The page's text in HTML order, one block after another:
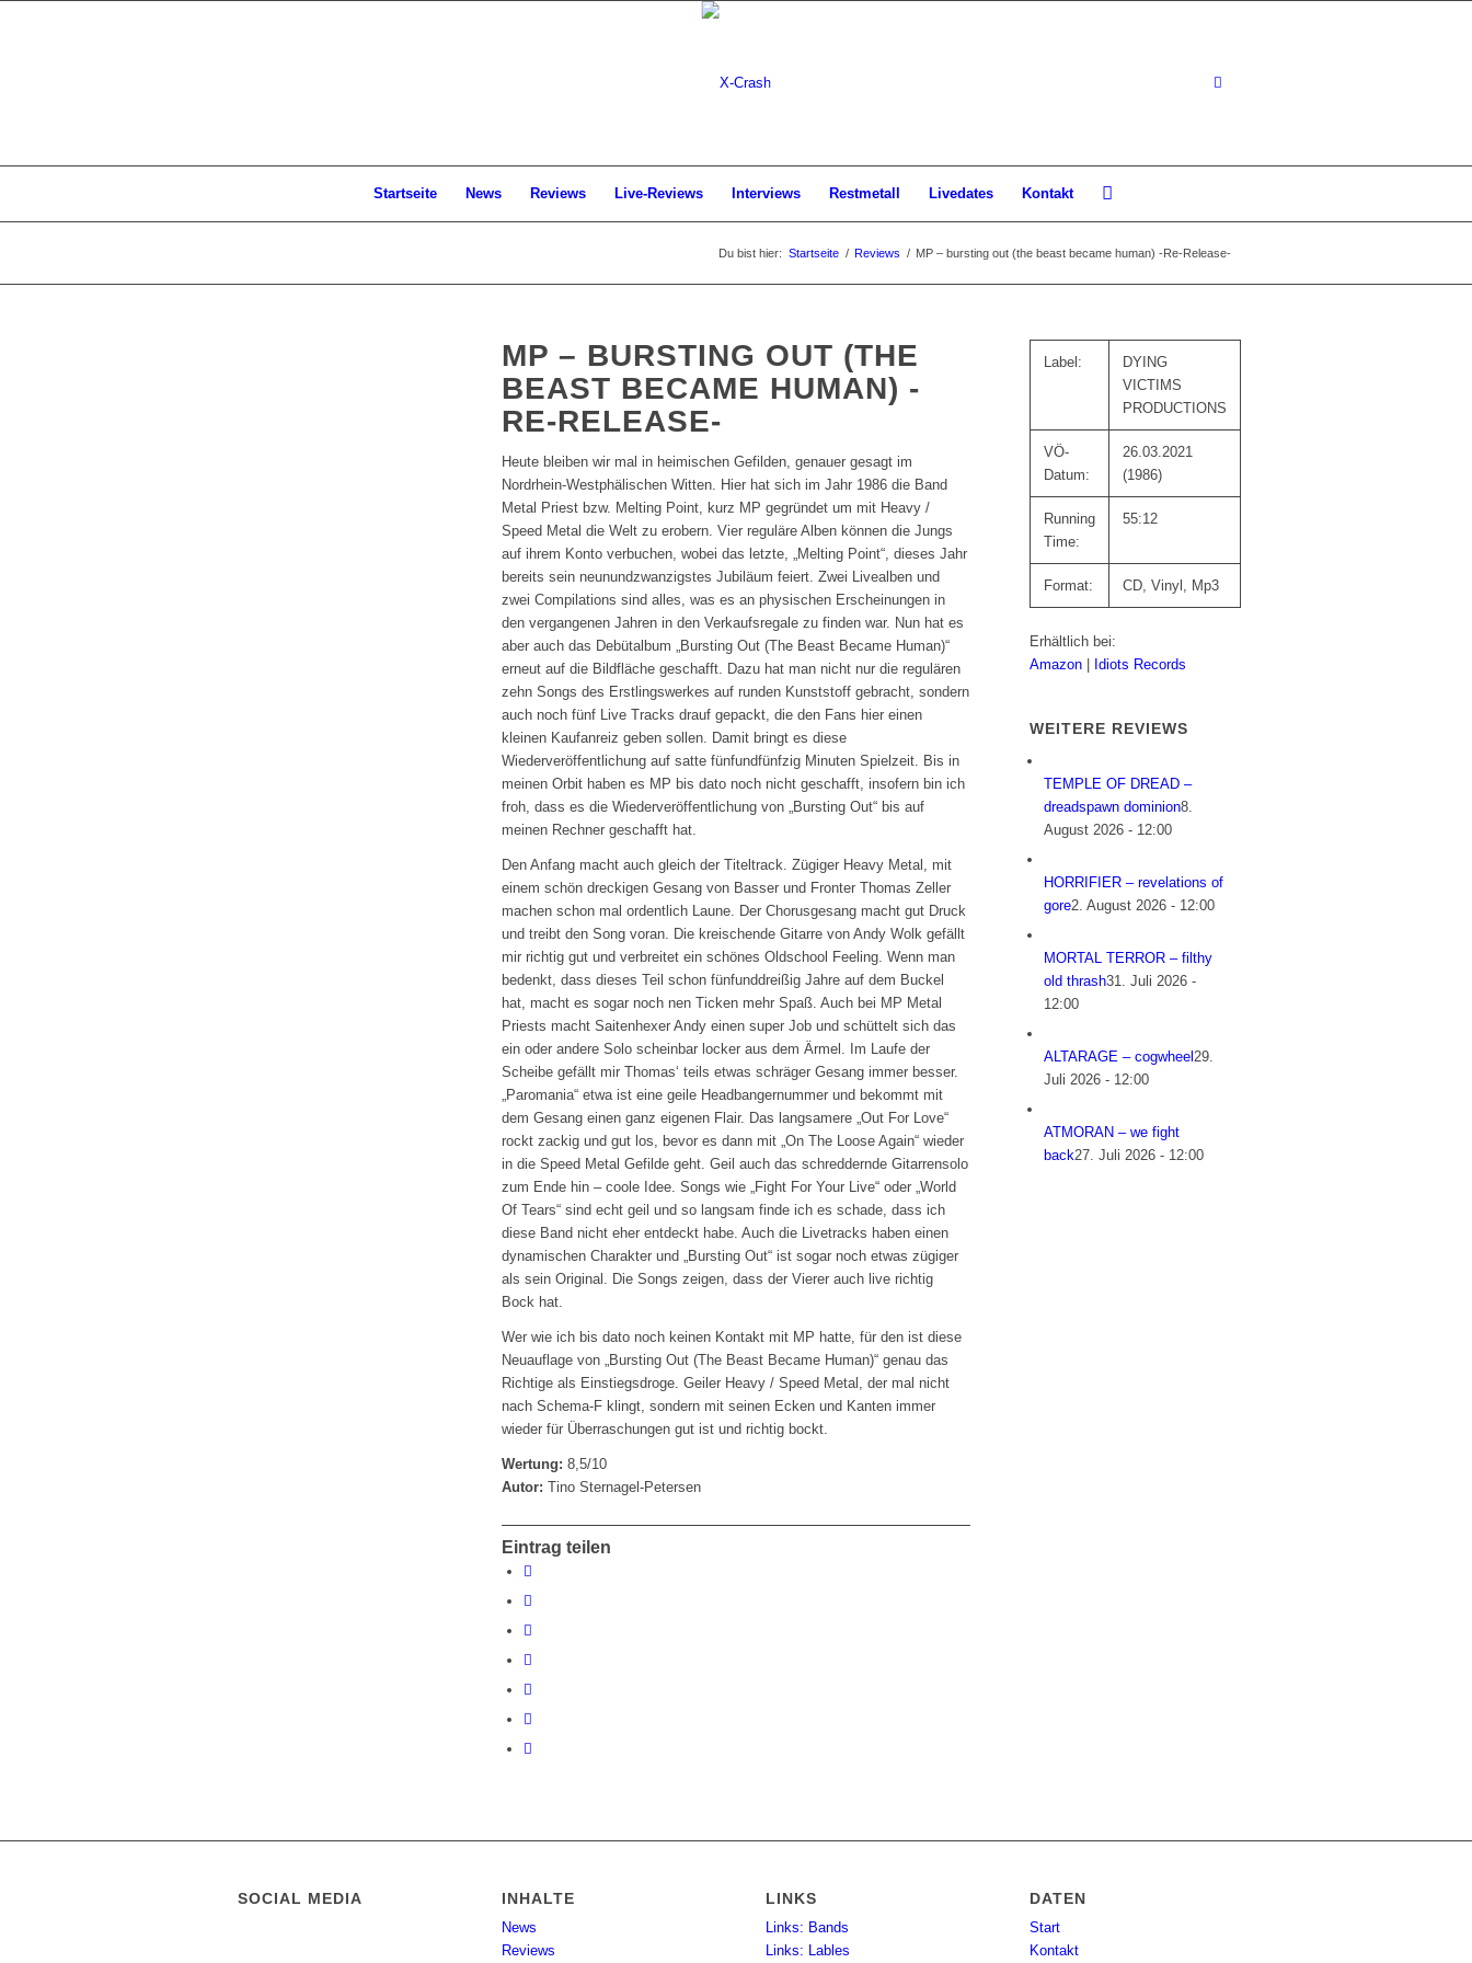
Startseite News Reviews Live-Reviews Interviews Restmetall Livedates Kontakt
Du bist hier: Startseite / Reviews / MP – bursting out (the beast became human) -Re-Release-
MP – BURSTING OUT (THE
BEAST BECAME HUMAN) -
RE-RELEASE-
Heute bleiben wir mal in heimischen Gefilden, genauer gesagt im
Nordrhein-Westphälischen Witten. Hier hat sich im Jahr 1986 die Band
Metal Priest bzw. Melting Point, kurz MP gegründet um mit Heavy /
Speed Metal die Welt zu erobern. Vier reguläre Alben können die Jungs
auf ihrem Konto verbuchen, wobei das letzte, „Melting Point“, dieses Jahr
bereits sein neunundzwanzigstes Jubiläum feiert. Zwei Livealben und
zwei Compilations sind alles, was es an physischen Erscheinungen in
den vergangenen Jahren in den Verkaufsregale zu finden war. Nun hat es
aber auch das Debütalbum „Bursting Out (The Beast Became Human)“
erneut auf die Bildfläche geschafft. Dazu hat man nicht nur die regulären
zehn Songs des Erstlingswerkes auf runden Kunststoff gebracht, sondern
auch noch fünf Live Tracks drauf gepackt, die den Fans hier einen
kleinen Kaufanreiz geben sollen. Damit bringt es diese
Wiederveröffentlichung auf satte fünfundfünfzig Minuten Spielzeit. Bis in
meinen Orbit haben es MP bis dato noch nicht geschafft, insofern bin ich
froh, dass es die Wiederveröffentlichung von „Bursting Out“ bis auf
meinen Rechner geschafft hat.
Den Anfang macht auch gleich der Titeltrack. Zügiger Heavy Metal, mit
einem schön dreckigen Gesang von Basser und Fronter Thomas Zeller
machen schon mal ordentlich Laune. Der Chorusgesang macht gut Druck
und treibt den Song voran. Die kreischende Gitarre von Andy Wolk gefällt
mir richtig gut und verbreitet ein schönes Oldschool Feeling. Wenn man
bedenkt, dass dieses Teil schon fünfunddreißig Jahre auf dem Buckel
hat, macht es sogar noch nen Ticken mehr Spaß. Auch bei MP Metal
Priests macht Saitenhexer Andy einen super Job und schüttelt sich das
ein oder andere Solo scheinbar locker aus dem Ärmel. Im Laufe der
Scheibe gefällt mir Thomas‘ teils etwas schräger Gesang immer besser.
„Paromania“ etwa ist eine geile Headbangernummer und bekommt mit
dem Gesang einen ganz eigenen Flair. Das langsamere „Out For Love“
rockt zackig und gut los, bevor es dann mit „On The Loose Again“ wieder
in die Speed Metal Gefilde geht. Geil auch das schreddernde Gitarrensolo
zum Ende hin – coole Idee. Songs wie „Fight For Your Live“ oder „World
Of Tears“ sind echt geil und so langsam finde ich es schade, dass ich
diese Band nicht eher entdeckt habe. Auch die Livetracks haben einen
dynamischen Charakter und „Bursting Out“ ist sogar noch etwas zügiger
als sein Original. Die Songs zeigen, dass der Vierer auch live richtig
Bock hat.
Wer wie ich bis dato noch keinen Kontakt mit MP hatte, für den ist diese
Neuauflage von „Bursting Out (The Beast Became Human)“ genau das
Richtige als Einstiegsdroge. Geiler Heavy / Speed Metal, der mal nicht
nach Schema-F klingt, sondern mit seinen Ecken und Kanten immer
wieder für Überraschungen gut ist und richtig bockt.
Wertung: 8,5/10
Autor: Tino Sternagel-Petersen
Eintrag teilen
Label:
DYING
VICTIMS
PRODUCTIONS
VÖ-
Datum:
26.03.2021
(1986)
Running
Time:
55:12
Format: CD, Vinyl, Mp3
Erhältlich bei:
Amazon
Idiots Records
WEITERE REVIEWS
TEMPLE OF DREAD –
dreadspawn dominion8.
August 2026 - 12:00
HORRIFIER – revelations of
gore2. August 2026 - 12:00
MORTAL TERROR – filthy
old thrash31. Juli 2026 -
12:00
ALTARAGE – cogwheel29.
Juli 2026 - 12:00
ATMORAN – we fight
back27. Juli 2026 - 12:00
SOCIAL MEDIA INHALTE
News
Reviews
LINKS
Links: Bands
Links: Lables
DATEN
Start
Kontakt